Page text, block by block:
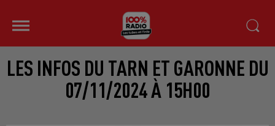
LES INFOS DU TARN ET GARONNE DU
07/11/2024 À 15H00